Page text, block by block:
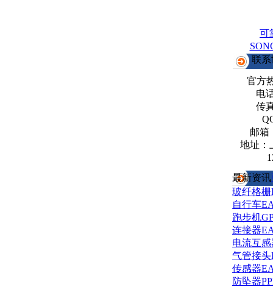
可
联
官方
电
传
邮箱
地址：
最新资讯
玻纤格
自行车
跑步机
连接器
电流互
气管接
传感器
防坠器